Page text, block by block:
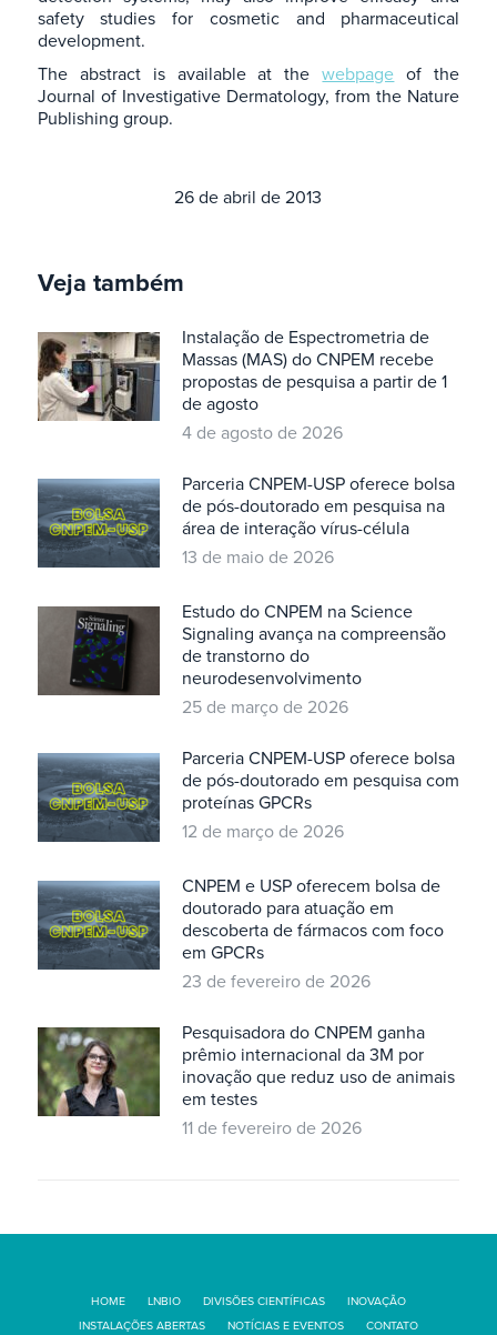
safety studies for cosmetic and pharmaceutical
development.
The abstract is available at thewebpage of the
Journal of Investigative Dermatology, from the Nature
Publishing group.
26 de abril de 2013
Veja também
Instalação de Espectrometria de
Massas (MAS) do CNPEM recebe
propostas de pesquisa a partir de 1
de agosto
4 de agosto de 2026
Parceria CNPEM-USP oferece bolsa
de pós-doutorado em pesquisa na
área de interação vírus-célula
13 de maio de 2026
Estudo do CNPEM na Science
Signaling avança na compreensão
de transtorno do
neurodesenvolvimento
25 de março de 2026
Parceria CNPEM-USP oferece bolsa
de pós-doutorado em pesquisa com
proteínas GPCRs
12 de março de 2026
CNPEM e USP oferecem bolsa de
doutorado para atuação em
descoberta de fármacos com foco
em GPCRs
23 de fevereiro de 2026
Pesquisadora do CNPEM ganha
prêmio internacional da 3M por
inovação que reduz uso de animais
em testes
11 de fevereiro de 2026
HOME LNBIO DIVISÕES CIENTÍFICAS
INOVAÇÃO
INSTALAÇÕES ABERTAS
NOTÍCIAS E EVENTOS CONTATO